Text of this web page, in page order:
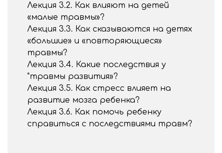
Лекция 3.2. Как влияют на детей
«малые травмы»?
Лекция 3.3. Как сказываются на детях
«большие» и «повторяющиеся»
травмы?
Лекция 3.4. Какие последствия у
"травмы развития»?
Лекция 3.5. Как стресс влияет на
развитие мозга ребенка?
Лекция 3.6. Как помочь ребенку
справиться с последствиями травм?